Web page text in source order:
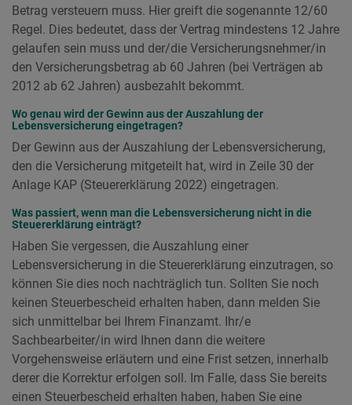
Betrag versteuern muss. Hier greift die sogenannte 12/60
Regel. Dies bedeutet, dass der Vertrag mindestens 12 Jahre
gelaufen sein muss und der/die Versicherungsnehmer/in
den Versicherungsbetrag ab 60 Jahren (bei Verträgen ab
2012 ab 62 Jahren) ausbezahlt bekommt.
Wo genau wird der Gewinn aus der Auszahlung der
Lebensversicherung eingetragen?
Der Gewinn aus der Auszahlung der Lebensversicherung,
den die Versicherung mitgeteilt hat, wird in Zeile 30 der
Anlage KAP (Steuererklärung 2022) eingetragen.
Was passiert, wenn man die Lebensversicherung nicht in die
Steuererklärung einträgt?
Haben Sie vergessen, die Auszahlung einer
Lebensversicherung in die Steuererklärung einzutragen, so
können Sie dies noch nachträglich tun. Sollten Sie noch
keinen Steuerbescheid erhalten haben, dann melden Sie
sich unmittelbar bei Ihrem Finanzamt. Ihr/e
Sachbearbeiter/in wird Ihnen dann die weitere
Vorgehensweise erläutern und eine Frist setzen, innerhalb
derer die Korrektur erfolgen soll. Im Falle, dass Sie bereits
einen Steuerbescheid erhalten haben, haben Sie eine